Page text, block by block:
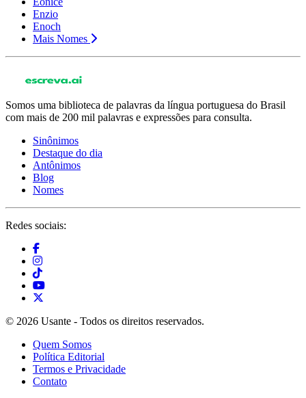
Enzio
Enoch
Mais Nomes
Somos uma biblioteca de palavras da língua portuguesa do Brasil
com mais de 200 mil palavras e expressões para consulta.
Sinônimos
Destaque do dia
Antônimos
Blog
Nomes
Redes sociais:
© 2026 Usante - Todos os direitos reservados.
Quem Somos
Política Editorial
Termos e Privacidade
Contato